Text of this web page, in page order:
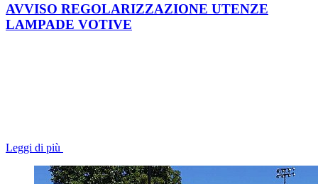
AVVISO REGOLARIZZAZIONE UTENZE
LAMPADE VOTIVE
Leggi di più